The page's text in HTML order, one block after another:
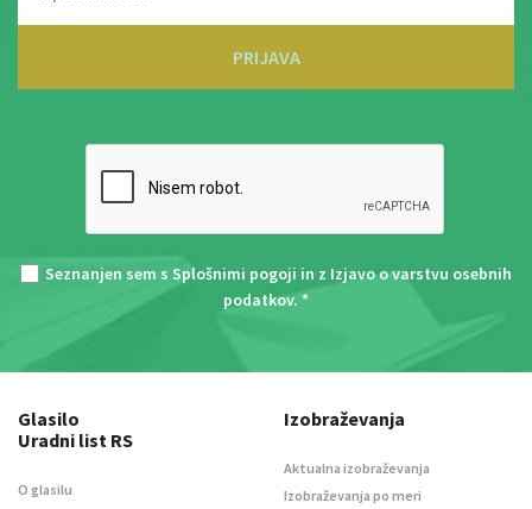
PRIJAVA
Seznanjen sem s Splošnimi pogoji in z Izjavo o varstvu osebnih
podatkov. *
Glasilo
Uradni list RS
O glasilu
Izobraževanja
Aktualna izobraževanja
Izobraževanja po meri